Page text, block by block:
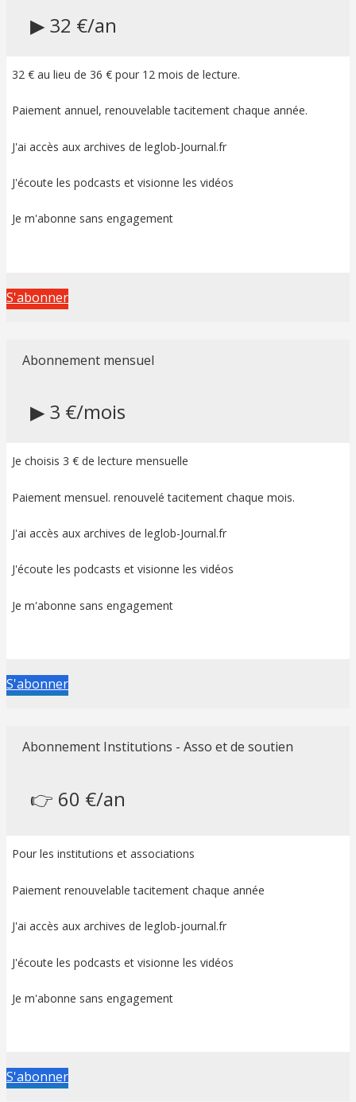
▶ 32 €/an
32 € au lieu de 36 € pour 12 mois de lecture.
Paiement annuel, renouvelable tacitement chaque année.
J'ai accès aux archives de leglob-Journal.fr
J'écoute les podcasts et visionne les vidéos
Je m'abonne sans engagement
S'abonner
Abonnement mensuel
▶ 3 €/mois
Je choisis 3 € de lecture mensuelle
Paiement mensuel. renouvelé tacitement chaque mois.
J'ai accès aux archives de leglob-Journal.fr
J'écoute les podcasts et visionne les vidéos
Je m'abonne sans engagement
S'abonner
Abonnement Institutions - Asso et de soutien
👉 60 €/an
Pour les institutions et associations
Paiement renouvelable tacitement chaque année
J'ai accès aux archives de leglob-journal.fr
J'écoute les podcasts et visionne les vidéos
Je m'abonne sans engagement
S'abonner